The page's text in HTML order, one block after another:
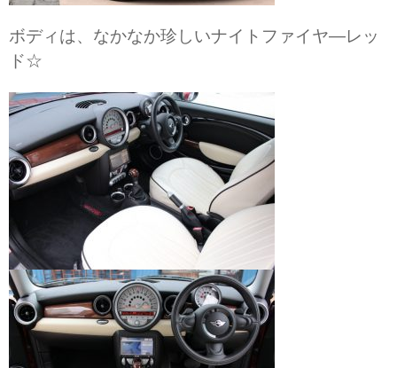
ボディは、なかなか珍しいナイトファイヤ―レッ
ド☆